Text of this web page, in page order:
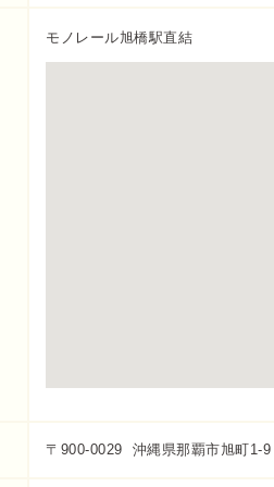
モノレール旭橋駅直結
〒900-0029 沖縄県那覇市旭町1-